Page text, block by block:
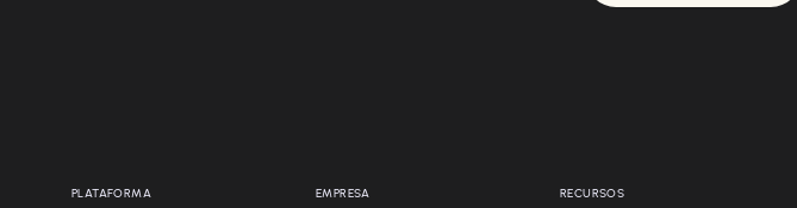
PLATAFORMA EMPRESA RECURSOS